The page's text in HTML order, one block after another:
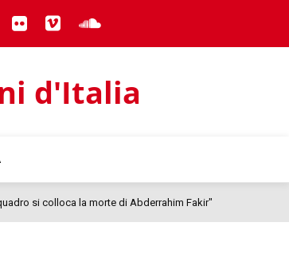
d'Italia
si colloca la morte di Abderrahim Fakir"